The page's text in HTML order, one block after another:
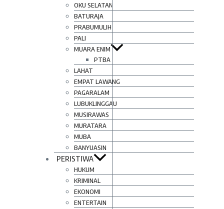
OKU SELATAN
BATURAJA
PRABUMULIH
PALI
MUARA ENIM
PTBA
LAHAT
EMPAT LAWANG
PAGARALAM
LUBUKLINGGAU
MUSIRAWAS
MURATARA
MUBA
BANYUASIN
PERISTIWA
HUKUM
KRIMINAL
EKONOMI
ENTERTAIN